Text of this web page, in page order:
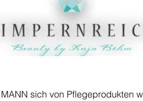
sich von Pflegeprodukten